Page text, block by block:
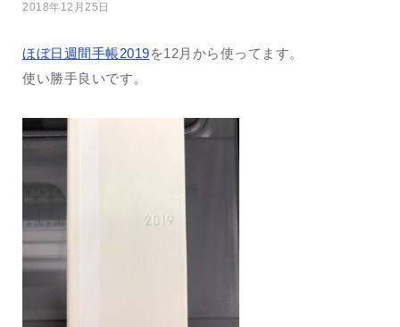
2018年12月25日
ほぼ日週間手帳2019を12月から使ってます。
使い勝手良いです。